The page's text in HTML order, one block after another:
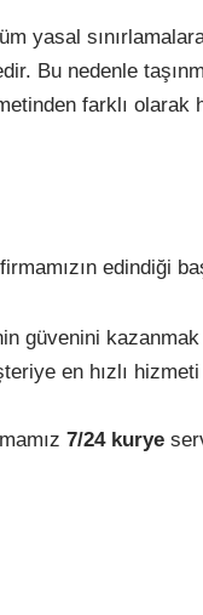
yasal
Bu nedenle
farklı
edindiği
güvenini kazanmak
en hızlı
7/24 kurye